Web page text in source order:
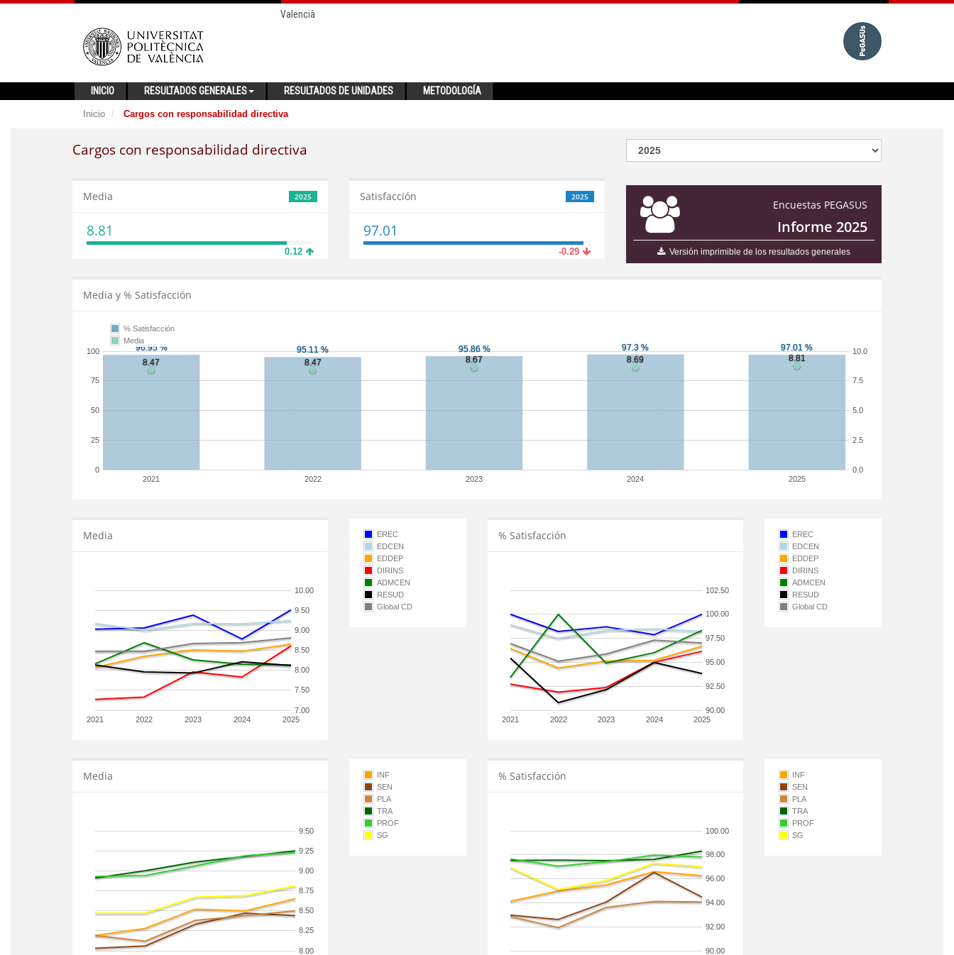
Valencià
INICIO RESULTADOS GENERALES RESULTADOS DE UNIDADES METODOLOGÍA
Inicio Cargos con responsabilidad directiva
Cargos con responsabilidad directiva
Encuestas PEGASUS
Informe 2025
Versión imprimible de los resultados generales
2025
Media
8.81
0.12
2025
Satisfacción
97.01
-0.29
Media y % Satisfacción
2021 2022 2023 2024 2025
0
25
50
75
100
0.0
2.5
5.0
7.5
10.0
% Satisfacción
Media
Media
2021 2022 2023 2024 2025
7.00
7.50
8.00
8.50
9.00
9.50
10.00
EREC
EDCEN
EDDEP
DIRINS
ADMCEN
RESUD
Global CD
% Satisfacción
2021 2022 2023 2024 2025
90.00
92.50
95.00
97.50
100.00
102.50
EREC
EDCEN
EDDEP
DIRINS
ADMCEN
RESUD
Global CD
Media
8.00
8.25
8.50
8.75
9.00
9.25
9.50
INF
SEN
PLA
TRA
PROF
SG
% Satisfacción
90.00
92.00
94.00
96.00
98.00
100.00
INF
SEN
PLA
TRA
PROF
SG